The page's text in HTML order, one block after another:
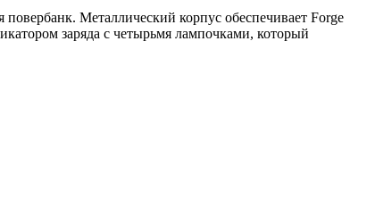
Металлический корпус обеспечивает Forge
заряда с четырьмя лампочками, который